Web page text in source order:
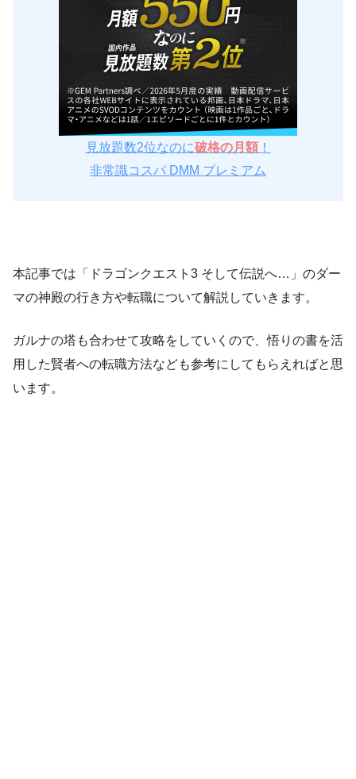
見放題数2位なのに破格の月額！
非常識コスパ DMM プレミアム
本記事では「ドラゴンクエスト3 そして伝説へ…」のダー
マの神殿の行き方や転職について解説していきます。
ガルナの塔も合わせて攻略をしていくので、悟りの書を活
用した賢者への転職方法なども参考にしてもらえればと思
います。